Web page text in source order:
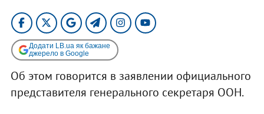
Додати LB.ua як бажане
джерело в Google
Об этом говорится в заявлении официального
представителя генерального секретаря ООН.